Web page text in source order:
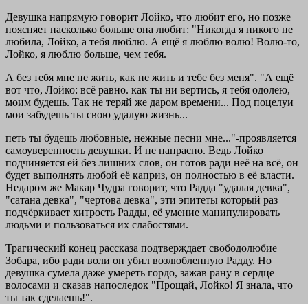
Девушка напрямую говорит Лойко, что любит его, но позже
поясняет насколько больше она любит: "Никогда я никого не
любила, Лойко, а тебя люблю. А ещё я люблю волю! Волю-то,
Лойко, я люблю больше, чем тебя.
А без тебя мне не жить, как не жить и тебе без меня". "А ещё
вот что, Лойко: всё равно. как ты ни вертись, я тебя одолею,
моим будешь. Так не теряй же даром времени... Под поцелуи
мои забудешь ты свою удалую жизнь...
петь ты будешь любовные, нежные песни мне..."-проявляется
самоуверенность девушки. И не напрасно. Ведь Лойко
подчиняется ей без лишних слов, он готов ради неё на всё, он
будет выполнять любой её каприз, он полностью в её власти.
Недаром же Макар Чудра говорит, что Радда "удалая девка",
"сатана девка", "чертова девка", эти эпитеты который раз
подчёркивает хитрость Радды, её умение манипулировать
людьми и пользоваться их слабостями.
Трагический конец рассказа подтверждает свободолюбие
Зобара, ибо ради воли он убил возлюбленную Радду. Но
девушка сумела даже умереть гордо, зажав рану в сердце
волосами и сказав напоследок "Прощай, Лойко! Я знала, что
ты так сделаешь!".